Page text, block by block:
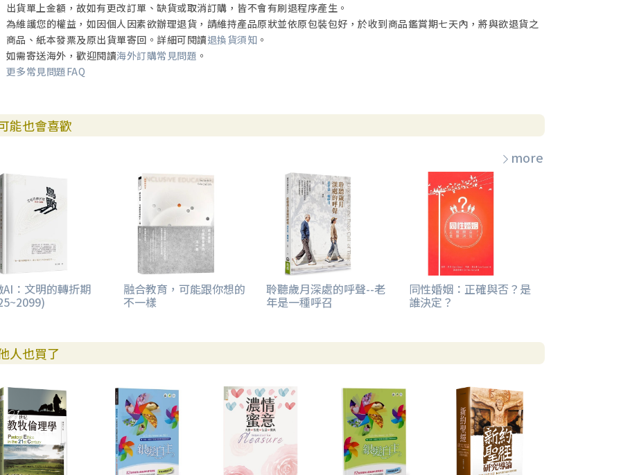
出貨單上金額，故如有更改訂單、缺貨或取消訂購，皆不會有刷退程序產生。
為維護您的權益，如因個人因素欲辦理退貨，請維持產品原狀並依原包裝包好，於收到商品鑑賞期七天內，將與欲退貨之
商品、紙本發票及原出貨單寄回。詳細可閱讀退換貨須知 。
如需寄送海外，歡迎閱讀海外訂購常見問題 。
更多常見問題FAQ
能也會喜歡
more
：文明的轉折期 融合教育，可能跟你想的
不一樣
聆聽歲月深處的呼聲--老
年是一種呼召
同性婚姻：正確與否？是
誰決定？
人也買了